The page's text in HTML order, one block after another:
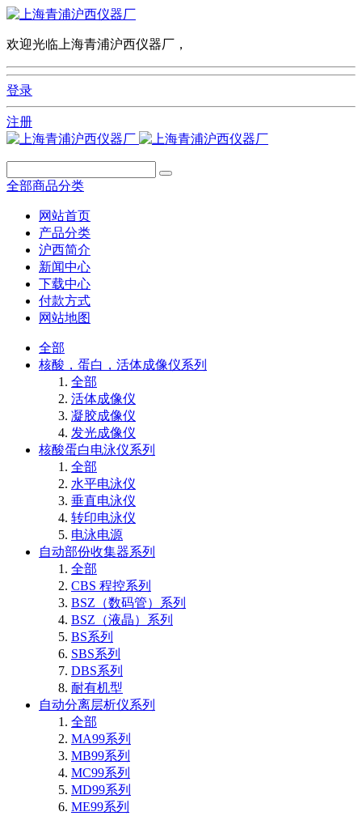
欢迎光临上海青浦沪西仪器厂，
登录
注册
全部商品分类
网站首页
产品分类
沪西简介
新闻中心
下载中心
付款方式
网站地图
全部
核酸，蛋白，活体成像仪系列
全部
活体成像仪
凝胶成像仪
发光成像仪
核酸蛋白电泳仪系列
全部
水平电泳仪
垂直电泳仪
转印电泳仪
电泳电源
自动部份收集器系列
全部
CBS 程控系列
BSZ（数码管）系列
BSZ（液晶）系列
BS系列
SBS系列
DBS系列
耐有机型
自动分离层析仪系列
全部
MA99系列
MB99系列
MC99系列
MD99系列
ME99系列